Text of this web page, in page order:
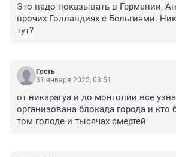
Это надо показывать в Германии,
прочих Голландиях с Бельгиями.
тут?
Гость
31 января 2025, 03:51
от никарагуа и до монголии все
организована блокада города и кто
том голоде и тысячах смертей